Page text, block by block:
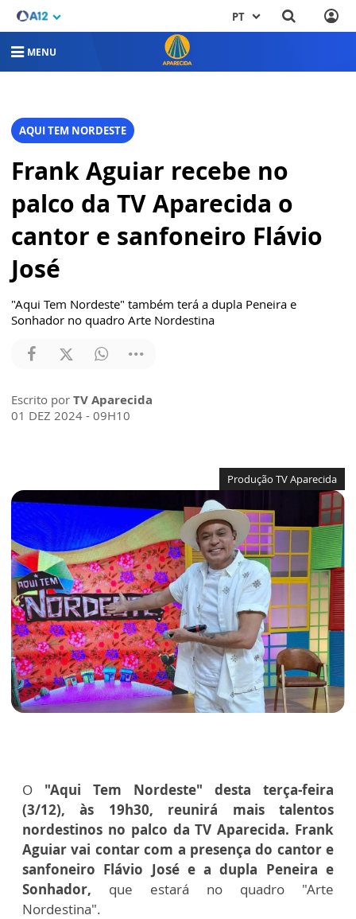
PT
MENU
AQUI TEM NORDESTE
Frank Aguiar recebe no
palco da TV Aparecida o
cantor e sanfoneiro Flávio
José
"Aqui Tem Nordeste" também terá a dupla Peneira e
Sonhador no quadro Arte Nordestina
Escrito por TV Aparecida
01 DEZ 2024 - 09H10
Produção TV Aparecida
O "Aqui Tem Nordeste" desta terça-feira
(3/12), às 19h30, reunirá mais talentos
nordestinos no palco da TV Aparecida. Frank
Aguiar vai contar com a presença do cantor e
sanfoneiro Flávio José e a dupla Peneira e
Sonhador, que estará no quadro "Arte
Nordestina".